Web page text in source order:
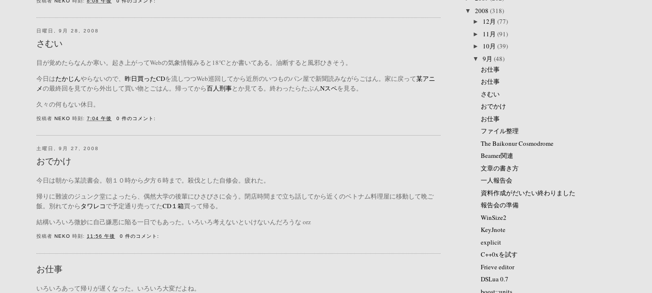
日曜日, 9月 28, 2008
さむい
目が覚めたらなんか寒い。起き上がってWebの気象情報みると18℃とか書いてある。油断すると風邪ひきそう。
今日はたかじんやらないので、 昨日買ったCDを流しつつWeb巡回してから近所のいつものパン屋で新聞読みながらごはん。家に戻って某アニ
メの最終回を見てから外出して買い物とごはん。帰ってから百人刑事とか見てる。終わったらたぶんNスペを見る。
久々の何もない休日。
投稿者 NEKO 時刻:7:04 午後 0 件のコメント:
土曜日, 9月 27, 2008
おでかけ
今日は朝から某読書会。朝１０時から夕方６時まで。殺伐とした自修会。疲れた。
帰りに難波のジュンク堂によったら、偶然大学の後輩にひさびさに会う。閉店時間まで立ち話してから近くのベトナム料理屋に移動して晩ご
飯。別れてからタワレコで予定通り売ってたCD１箱買って帰る。
結構いろいろ微妙に自己嫌悪に陥る一日でもあった。いろいろ考えないといけないんだろうな orz
投稿者 NEKO 時刻:11:56 午後 0 件のコメント:
お仕事
いろいろあって帰りが遅くなった。いろいろ大変だよね。
▼2008(318)
► 12月 (77)
► 11月 (91)
► 10月 (39)
▼ 9月 (48)
お仕事
お仕事
さむい
おでかけ
お仕事
ファイル整理
The Baikonur Cosmodrome
Beamer関連
文章の書き方
一人報告会
資料作成がだいたい終わりました
報告会の準備
WinSize2
KeyJnote
explicit
C++0xを試す
Frieve editor
DSLua 0.7